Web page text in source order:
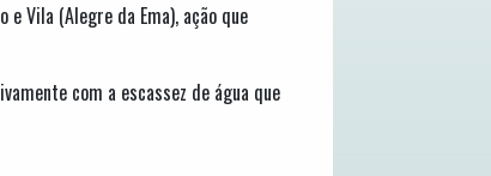
Vila (Alegre da Ema), ação que
com a escassez de água que